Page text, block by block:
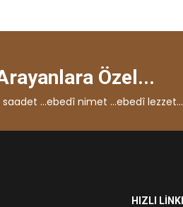
Özel...
...ebedî nimet ...ebedî
HIZLI